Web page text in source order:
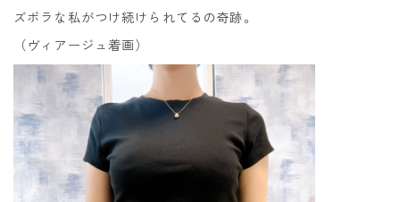
ズボラな私がつけ続けられてるの奇跡。
（ヴィアージュ着画）